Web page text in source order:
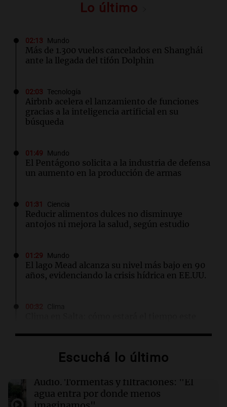
Lo último
02:13 Mundo
Más de 1.300 vuelos cancelados en Shanghái
ante la llegada del tifón Dolphin
02:03 Tecnología
Airbnb acelera el lanzamiento de funciones
gracias a la inteligencia artificial en su
búsqueda
01:49 Mundo
El Pentágono solicita a la industria de defensa
un aumento en la producción de armas
01:31 Ciencia
Reducir alimentos dulces no disminuye
antojos ni mejora la salud, según estudio
01:29 Mundo
El lago Mead alcanza su nivel más bajo en 90
años, evidenciando la crisis hídrica en EE.UU.
Clima
este domingo 9 de agosto
Escuchá lo último
Audio. Tormentas y filtraciones: "El
agua entra por donde menos